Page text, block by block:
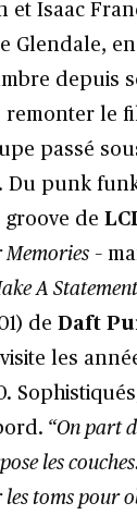
et Isaac
Glendale,
depuis
remonter le
passé
Du punk
groove de
Memories–
A
de Daft
les
“On part
les
les toms pour